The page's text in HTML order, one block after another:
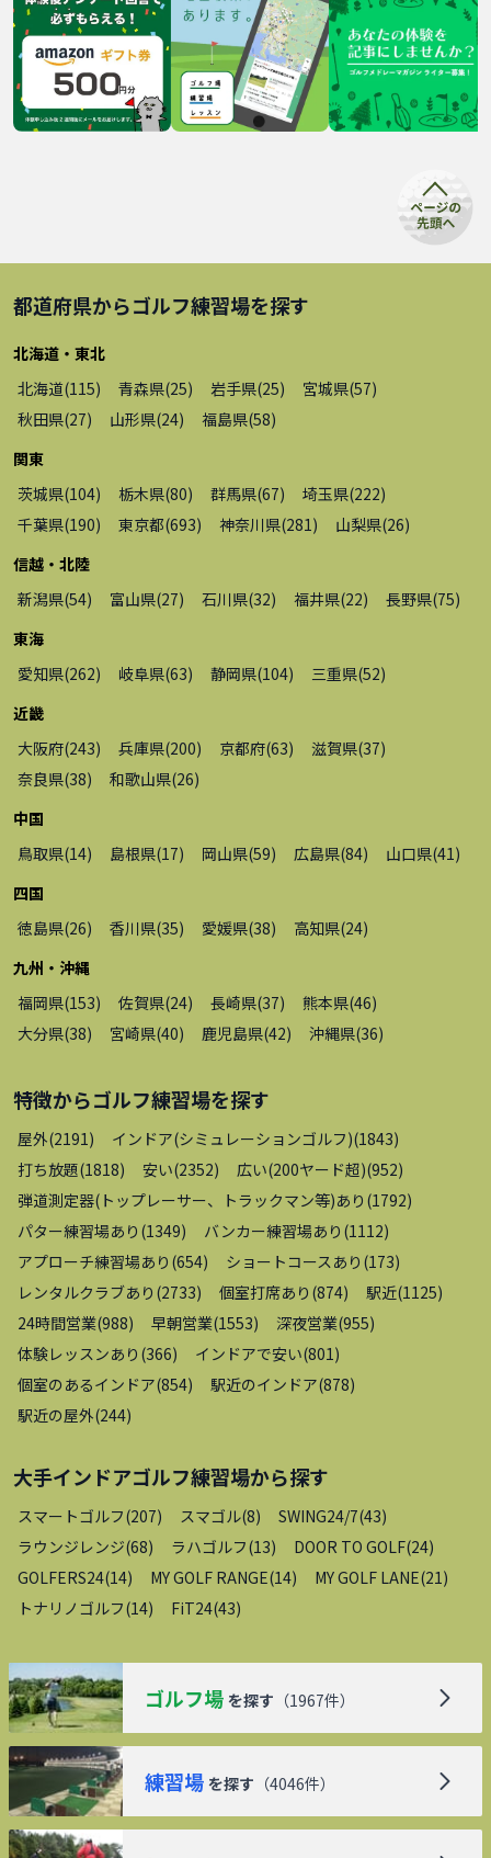
都道府県からゴルフ練習場を探す
北海道・東北
北海道(115) 青森県(25) 岩手県(25) 宮城県(57)
秋田県(27) 山形県(24) 福島県(58)
関東
茨城県(104) 栃木県(80) 群馬県(67) 埼玉県(222)
千葉県(190) 東京都(693) 神奈川県(281 ) 山梨県(26)
信越・北陸
新潟県(54) 富山県(27) 石川県(32) 福井県(22) 長野県(75)
東海
愛知県(262) 岐阜県(63) 静岡県(104) 三重県(52)
近畿
大阪府(243) 兵庫県(200) 京都府(63) 滋賀県(37)
奈良県(38) 和歌山県(26)
中国
鳥取県(14) 島根県(17) 岡山県(59) 広島県(84) 山口県(41 )
四国
徳島県(26) 香川県(35) 愛媛県(38) 高知県(24)
九州・沖縄
福岡県(153) 佐賀県(24) 長崎県(37) 熊本県(46)
大分県(38) 宮崎県(40) 鹿児島県(42) 沖縄県(36)
特徴からゴルフ練習場を探す
屋外(2191 ) インドア(シミュレーションゴルフ)(1843)
打ち放題(1818) 安い(2352) 広い(200ヤード超)(952)
弾道測定器(トップレーサー、トラックマン等)あり (1792)
パター練習場あり (1349) バンカー練習場あり (1112)
アプローチ練習場あり (654) ショートコースあり (173)
レンタルクラブあり (2733) 個室打席あり (874) 駅近(1125)
24時間営業(988) 早朝営業(1553) 深夜営業(955)
体験レッスンあり (366) インドアで安い(801 )
個室のあるインドア(854) 駅近のインドア(878)
駅近の屋外(244)
大手インドアゴルフ練習場から探す
スマートゴルフ(207) スマゴル(8) SWING24/7(43)
ラウンジレンジ(68) ラハゴルフ(13) DOOR TO GOLF(24)
GOLFERS24(14) MY GOLF RANGE(14) MY GOLF LANE(21 )
トナリノゴルフ(14) FiT24(43)
ゴルフ場 を探す （1967件）
練習場 を探す （4046件）